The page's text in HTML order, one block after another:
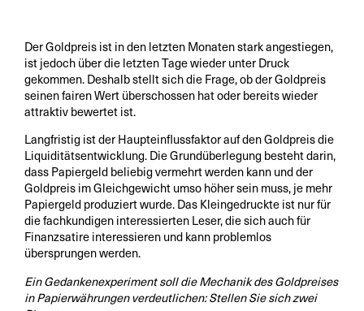
Der Goldpreis ist in den letzten Monaten stark angestiegen,
ist jedoch über die letzten Tage wieder unter Druck
gekommen. Deshalb stellt sich die Frage, ob der Goldpreis
seinen fairen Wert überschossen hat oder bereits wieder
attraktiv bewertet ist.
Langfristig ist der Haupteinflussfaktor auf den Goldpreis die
Liquiditätsentwicklung. Die Grundüberlegung besteht darin,
dass Papiergeld beliebig vermehrt werden kann und der
Goldpreis im Gleichgewicht umso höher sein muss, je mehr
Papiergeld produziert wurde. Das Kleingedruckte ist nur für
die fachkundigen interessierten Leser, die sich auch für
Finanzsatire interessieren und kann problemlos
übersprungen werden.
Ein Gedankenexperiment soll die Mechanik des Goldpreises
in Papierwährungen verdeutlichen: Stellen Sie sich zwei